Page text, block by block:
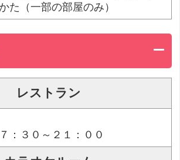
た（一部の部屋のみ）
レストラン
：３０～２１：００